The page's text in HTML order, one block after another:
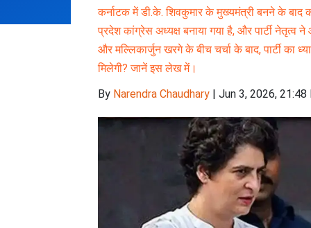
कर्नाटक में डी.के. शिवकुमार के मुख्यमंत्री बनने के बाद
प्रदेश कांग्रेस अध्यक्ष बनाया गया है, और पार्टी नेतृत्व
और मल्लिकार्जुन खरगे के बीच चर्चा के बाद, पार्टी का
मिलेगी? जानें इस लेख में।
By Narendra Chaudhary | Jun 3, 2026, 21:48